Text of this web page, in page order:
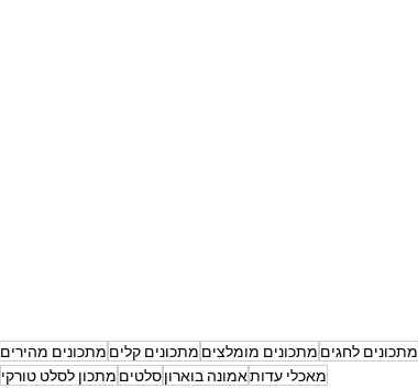
מתכונים לחגים מתכונים מומלצים מתכונים קלים מתכונים מהירים
מאכלי עדותאמונה בוארוןסלטים מתכון לסלט טורקי